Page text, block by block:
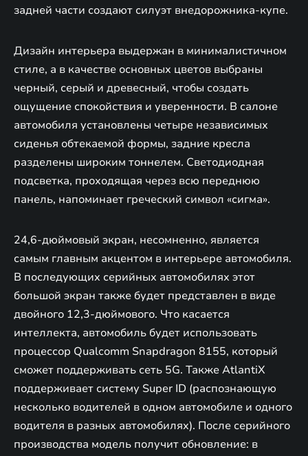
задней части создают силуэт внедорожника-купе.
Дизайн интерьера выдержан в минималистичном
стиле, а в качестве основных цветов выбраны
черный, серый и древесный, чтобы создать
ощущение спокойствия и уверенности. В салоне
автомобиля установлены четыре независимых
сиденья обтекаемой формы, задние кресла
разделены широким тоннелем. Светодиодная
подсветка, проходящая через всю переднюю
панель, напоминает греческий символ «сигма».
24,6-дюймовый экран, несомненно, является
самым главным акцентом в интерьере автомобиля.
В последующих серийных автомобилях этот
большой экран также будет представлен в виде
двойного 12,3-дюймового. Что касается
интеллекта, автомобиль будет использовать
процессор Qualcomm Snapdragon 8155, который
сможет поддерживать сеть 5G. Также AtlantiX
поддерживает систему Super ID (распознающую
несколько водителей в одном автомобиле и одного
водителя в разных автомобилях). После серийного
производства модель получит обновление: в